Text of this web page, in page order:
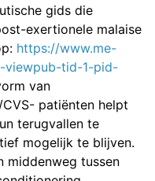
gids die
exertionele malaise
https://www.me-
viewpub-tid-1-pid-
van
patiënten helpt
terugvallen te
mogelijk te blijven.
middenweg tussen